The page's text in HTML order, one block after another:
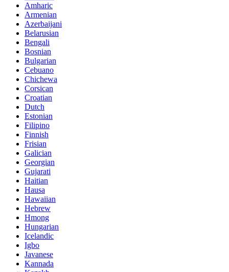
Amharic
Armenian
Azerbaijani
Belarusian
Bengali
Bosnian
Bulgarian
Cebuano
Chichewa
Corsican
Croatian
Dutch
Estonian
Filipino
Finnish
Frisian
Galician
Georgian
Gujarati
Haitian
Hausa
Hawaiian
Hebrew
Hmong
Hungarian
Icelandic
Igbo
Javanese
Kannada